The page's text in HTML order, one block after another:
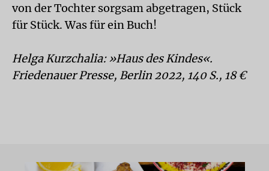
von der Tochter sorgsam abgetragen, Stück
für Stück. Was für ein Buch!
Helga Kurzchalia: »Haus des Kindes«.
Friedenauer Presse, Berlin 2022, 140 S., 18 €